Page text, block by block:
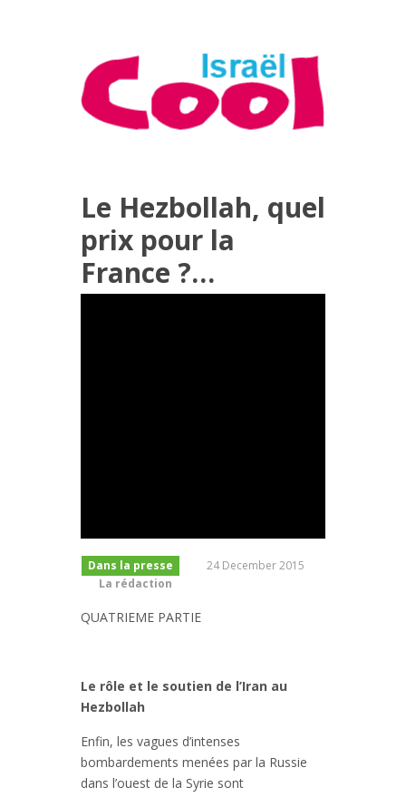
Le Hezbollah, quel
prix pour la
France ?…
Dans la presse
24 December 2015
La rédaction
QUATRIEME PARTIE
Le rôle et le soutien de l’Iran au
Hezbollah
Enfin, les vagues d’intenses
bombardements menées par la Russie
dans l’ouest de la Syrie sont